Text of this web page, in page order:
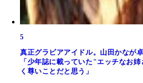
5
真正グラビアアイドル。山田かなが
「少年誌に載っていた"エッチなお
く尊いことだと思う」